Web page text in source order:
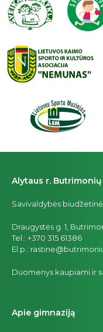
Alytaus r.
Savivaldybės
Draugystės g. 1,
Tel.: +370 315 61386
El.p.:
Duomenys kaupiami ir
Apie gimnaziją